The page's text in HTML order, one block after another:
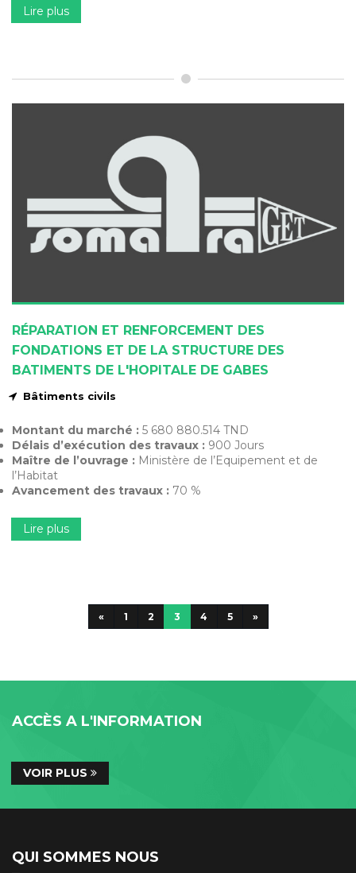
Lire plus
RÉPARATION ET RENFORCEMENT DES
FONDATIONS ET DE LA STRUCTURE DES
BATIMENTS DE L'HOPITALE DE GABES
Bâtiments civils
Montant du marché : 5 680 880.514 TND
Délais d’exécution des travaux : 900 Jours
Maître de l’ouvrage : Ministère de l’Equipement et de
l’Habitat
Avancement des travaux : 70 %
Lire plus
« 1 2 3 4 5 »
ACCÈS A L'INFORMATION
VOIR PLUS
QUI SOMMES NOUS